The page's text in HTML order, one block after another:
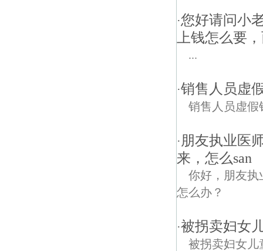
·您好请问小
上钱怎么要
...
·销售人员虚
销售人员虚假
· 朋友执业医
来，怎么san
你好，朋友执
怎么办？
·被拐卖妇女
被拐卖妇女儿